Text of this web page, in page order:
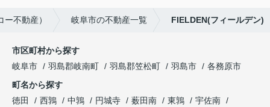
不動産） 岐阜市の不動産一覧 FIELDEN(フィールデン)
市区町村から探す
岐阜市
羽島郡岐南町 羽島郡笠松町 羽島市
各務原市
町名から探す
徳田
西鶉 中鶉 円城寺 薮田南 東鶉
宇佐南